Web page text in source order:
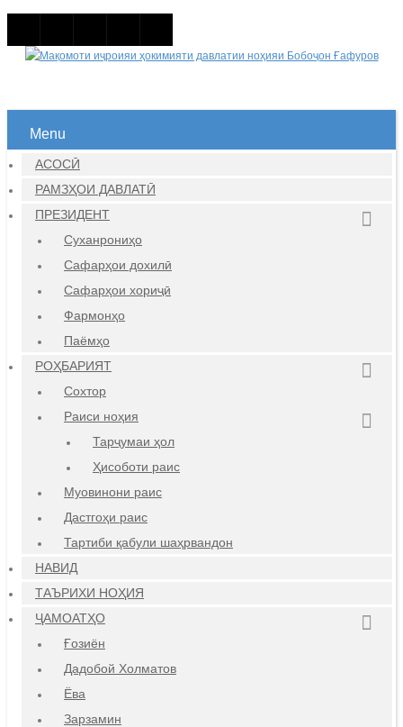
Menu
АСОСӢ
РАМЗҲОИ ДАВЛАТӢ
ПРЕЗИДЕНТ
Суханрониҳо
Сафарҳои дохилӣ
Сафарҳои хориҷӣ
Фармонҳо
Паёмҳо
РОҲБАРИЯТ
Сохтор
Раиси ноҳия
Тарҷумаи ҳол
Ҳисоботи раис
Муовинони раис
Дастгоҳи раис
Тартиби қабули шаҳрвандон
НАВИД
ТАЪРИХИ НОҲИЯ
ҶАМОАТҲО
Ғозиён
Дадобой Холматов
Ёва
Зарзамин